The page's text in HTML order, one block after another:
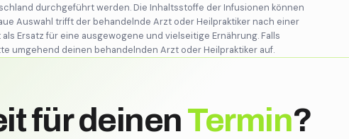
durchgeführt werden. Die Inhaltsstoffe der Infusionen können
Auswahl trifft der behandelnde Arzt oder Heilpraktiker nach einer
Ersatz für eine ausgewogene und vielseitige Ernährung. Falls
umgehend deinen behandelnden Arzt oder Heilpraktiker auf.
für deinenTermin?